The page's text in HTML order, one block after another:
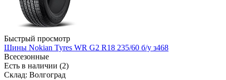
Быстрый просмотр
Шины Nokian Tyres WR G2 R18 235/60 б/у з468
Всесезонные
Есть в наличии (2)
Склад: Волгоград